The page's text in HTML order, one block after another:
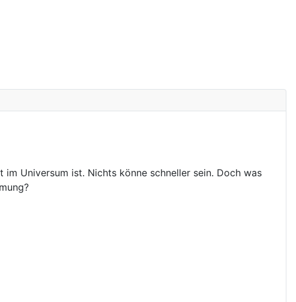
Universum ist. Nichts könne schneller sein. Doch was